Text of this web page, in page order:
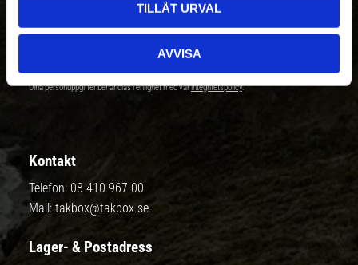
TILLÅT URVAL
AVVISA
Prenumerera
Dina personuppgifter behandlas i enlighet med vårintegritetspolicy.
Kontakt
Telefon: 08-410 967 00
Mail: takbox@takbox.se
Lager- & Postadress